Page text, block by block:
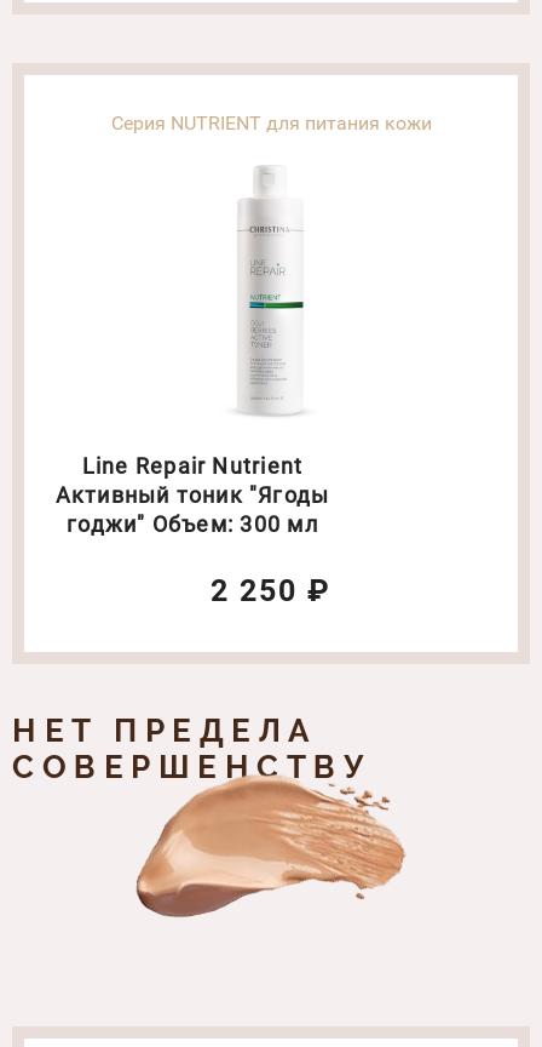
Серия NUTRIENT для питания кожи
Line Repair Nutrient
Активный тоник "Ягоды
годжи" Объем: 300 мл
2 250 ₽
НЕТ ПРЕДЕЛА
СОВЕРШЕНСТВУ